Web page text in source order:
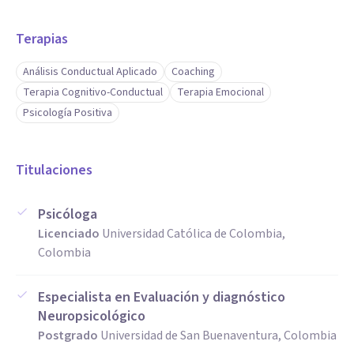
Terapias
Análisis Conductual Aplicado
Coaching
Terapia Cognitivo-Conductual
Terapia Emocional
Psicología Positiva
Titulaciones
Psicóloga
Licenciado Universidad Católica de Colombia,
Colombia
Especialista en Evaluación y diagnóstico
Neuropsicológico
Postgrado Universidad de San Buenaventura, Colombia